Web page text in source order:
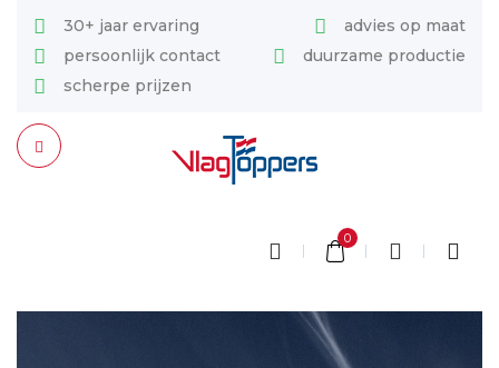
30+ jaar ervaring
advies op maat
persoonlijk contact
duurzame productie
scherpe prijzen
0